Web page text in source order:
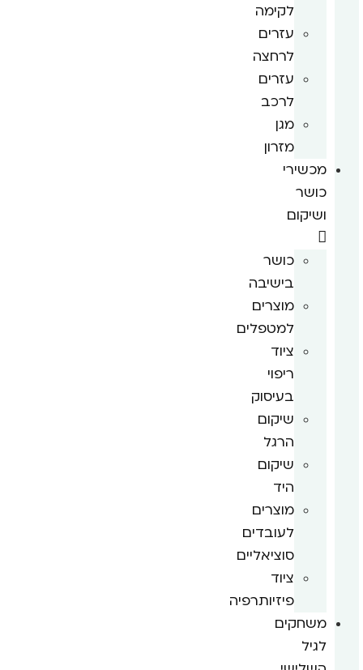
לקימה
עזרים
לרחצה
עזרים
לרכב
מגן
מזרון
מכשירי
כושר
ושיקום
כושר
בישיבה
מוצרים
למטפלים
ציוד
ריפוי
בעיסוק
שיקום
הרגל
שיקום
היד
מוצרים
לעובדים
סוציאליים
ציוד
פיזיותרפיה
משחקים
לגיל